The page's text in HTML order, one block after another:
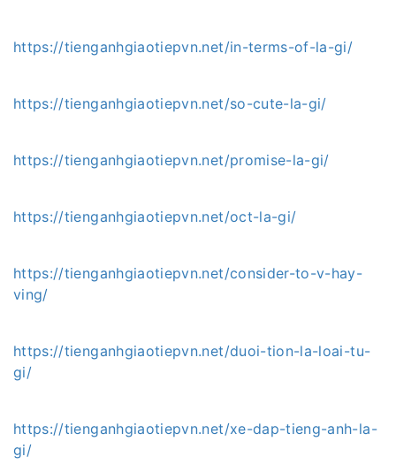
https://tienganhgiaotiepvn.net/in-terms-of-la-gi/
https://tienganhgiaotiepvn.net/so-cute-la-gi/
https://tienganhgiaotiepvn.net/promise-la-gi/
https://tienganhgiaotiepvn.net/oct-la-gi/
https://tienganhgiaotiepvn.net/consider-to-v-hay-
ving/
https://tienganhgiaotiepvn.net/duoi-tion-la-loai-tu-
gi/
https://tienganhgiaotiepvn.net/xe-dap-tieng-anh-la-
gi/